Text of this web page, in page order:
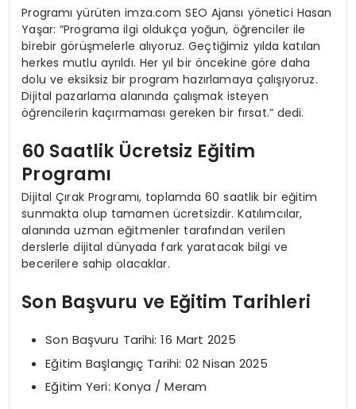
Programı yürüten imza.com SEO Ajansı yönetici Hasan
Yaşar: “Programa ilgi oldukça yoğun, öğrenciler ile
birebir görüşmelerle alıyoruz. Geçtiğimiz yılda katılan
herkes mutlu ayrıldı. Her yıl bir öncekine göre daha
dolu ve eksiksiz bir program hazırlamaya çalışıyoruz.
Dijital pazarlama alanında çalışmak isteyen
öğrencilerin kaçırmaması gereken bir fırsat.” dedi.
60 Saatlik Ücretsiz Eğitim
Programı
Dijital Çırak Programı, toplamda 60 saatlik bir eğitim
sunmakta olup tamamen ücretsizdir. Katılımcılar,
alanında uzman eğitmenler tarafından verilen
derslerle dijital dünyada fark yaratacak bilgi ve
becerilere sahip olacaklar.
Son Başvuru ve Eğitim Tarihleri
Son Başvuru Tarihi: 16 Mart 2025
Eğitim Başlangıç Tarihi: 02 Nisan 2025
Eğitim Yeri: Konya / Meram